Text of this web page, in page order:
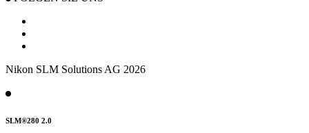
Nikon SLM Solutions AG 2026
SLM®280 2.0